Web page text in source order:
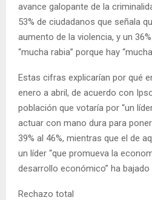
avance galopante de la
53% de ciudadanos que señala
aumento de la violencia, y un
“mucha rabia” porque hay
Estas cifras explicarían por qué
enero a abril, de acuerdo con
población que votaría por “un
actuar con mano dura para
39% al 46%, mientras que el de
un líder “que promueva la
desarrollo económico” ha bajado
Rechazo total